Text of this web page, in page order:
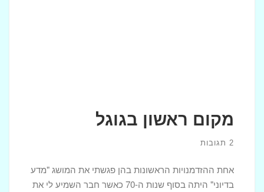
מקום ראשון בגוגל
2 תגובות
אחת ההזדמנויות הראשונות בהן פגשתי את המושג "מדע
בדיוני" היתה בסוף שנות ה-70 כאשר חבר השמיע לי את